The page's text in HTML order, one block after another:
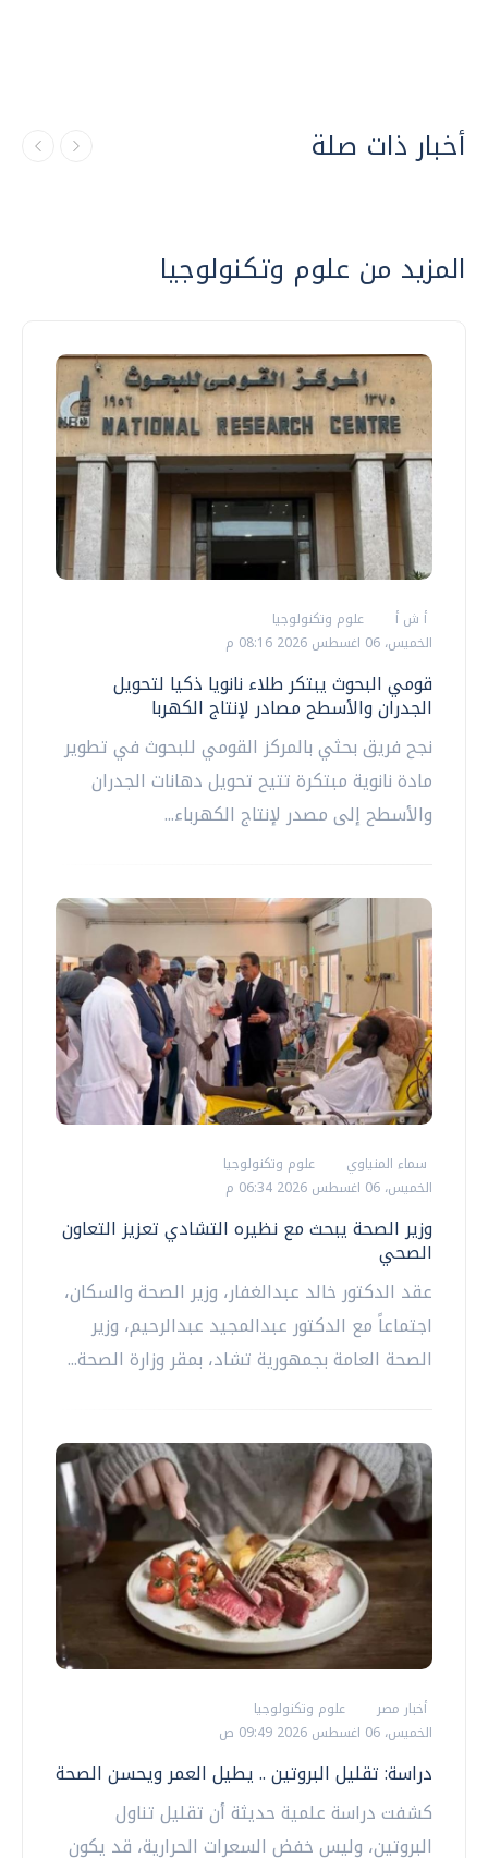
أخبار ذات صلة
المزيد من علوم وتكنولوجيا
أ ش أ
علوم وتكنولوجيا
الخميس، 06 اغسطس 2026 08:16 م
قومي البحوث يبتكر طلاء نانويا ذكيا لتحويل
الجدران والأسطح مصادر لإنتاج الكهربا
نجح فريق بحثي بالمركز القومي للبحوث في تطوير
مادة نانوية مبتكرة تتيح تحويل دهانات الجدران
والأسطح إلى مصدر لإنتاج الكهرباء...
سماء المنياوي
علوم وتكنولوجيا
الخميس، 06 اغسطس 2026 06:34 م
وزير الصحة يبحث مع نظيره التشادي تعزيز التعاون
الصحي
عقد الدكتور خالد عبدالغفار، وزير الصحة والسكان،
اجتماعاً مع الدكتور عبدالمجيد عبدالرحيم، وزير
الصحة العامة بجمهورية تشاد، بمقر وزارة الصحة...
أخبار مصر
علوم وتكنولوجيا
الخميس، 06 اغسطس 2026 09:49 ص
دراسة: تقليل البروتين .. يطيل العمر ويحسن الصحة
كشفت دراسة علمية حديثة أن تقليل تناول
البروتين، وليس خفض السعرات الحرارية، قد يكون